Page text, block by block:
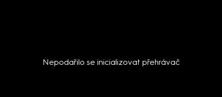
Nepodařilo se inicializovat přehrávač